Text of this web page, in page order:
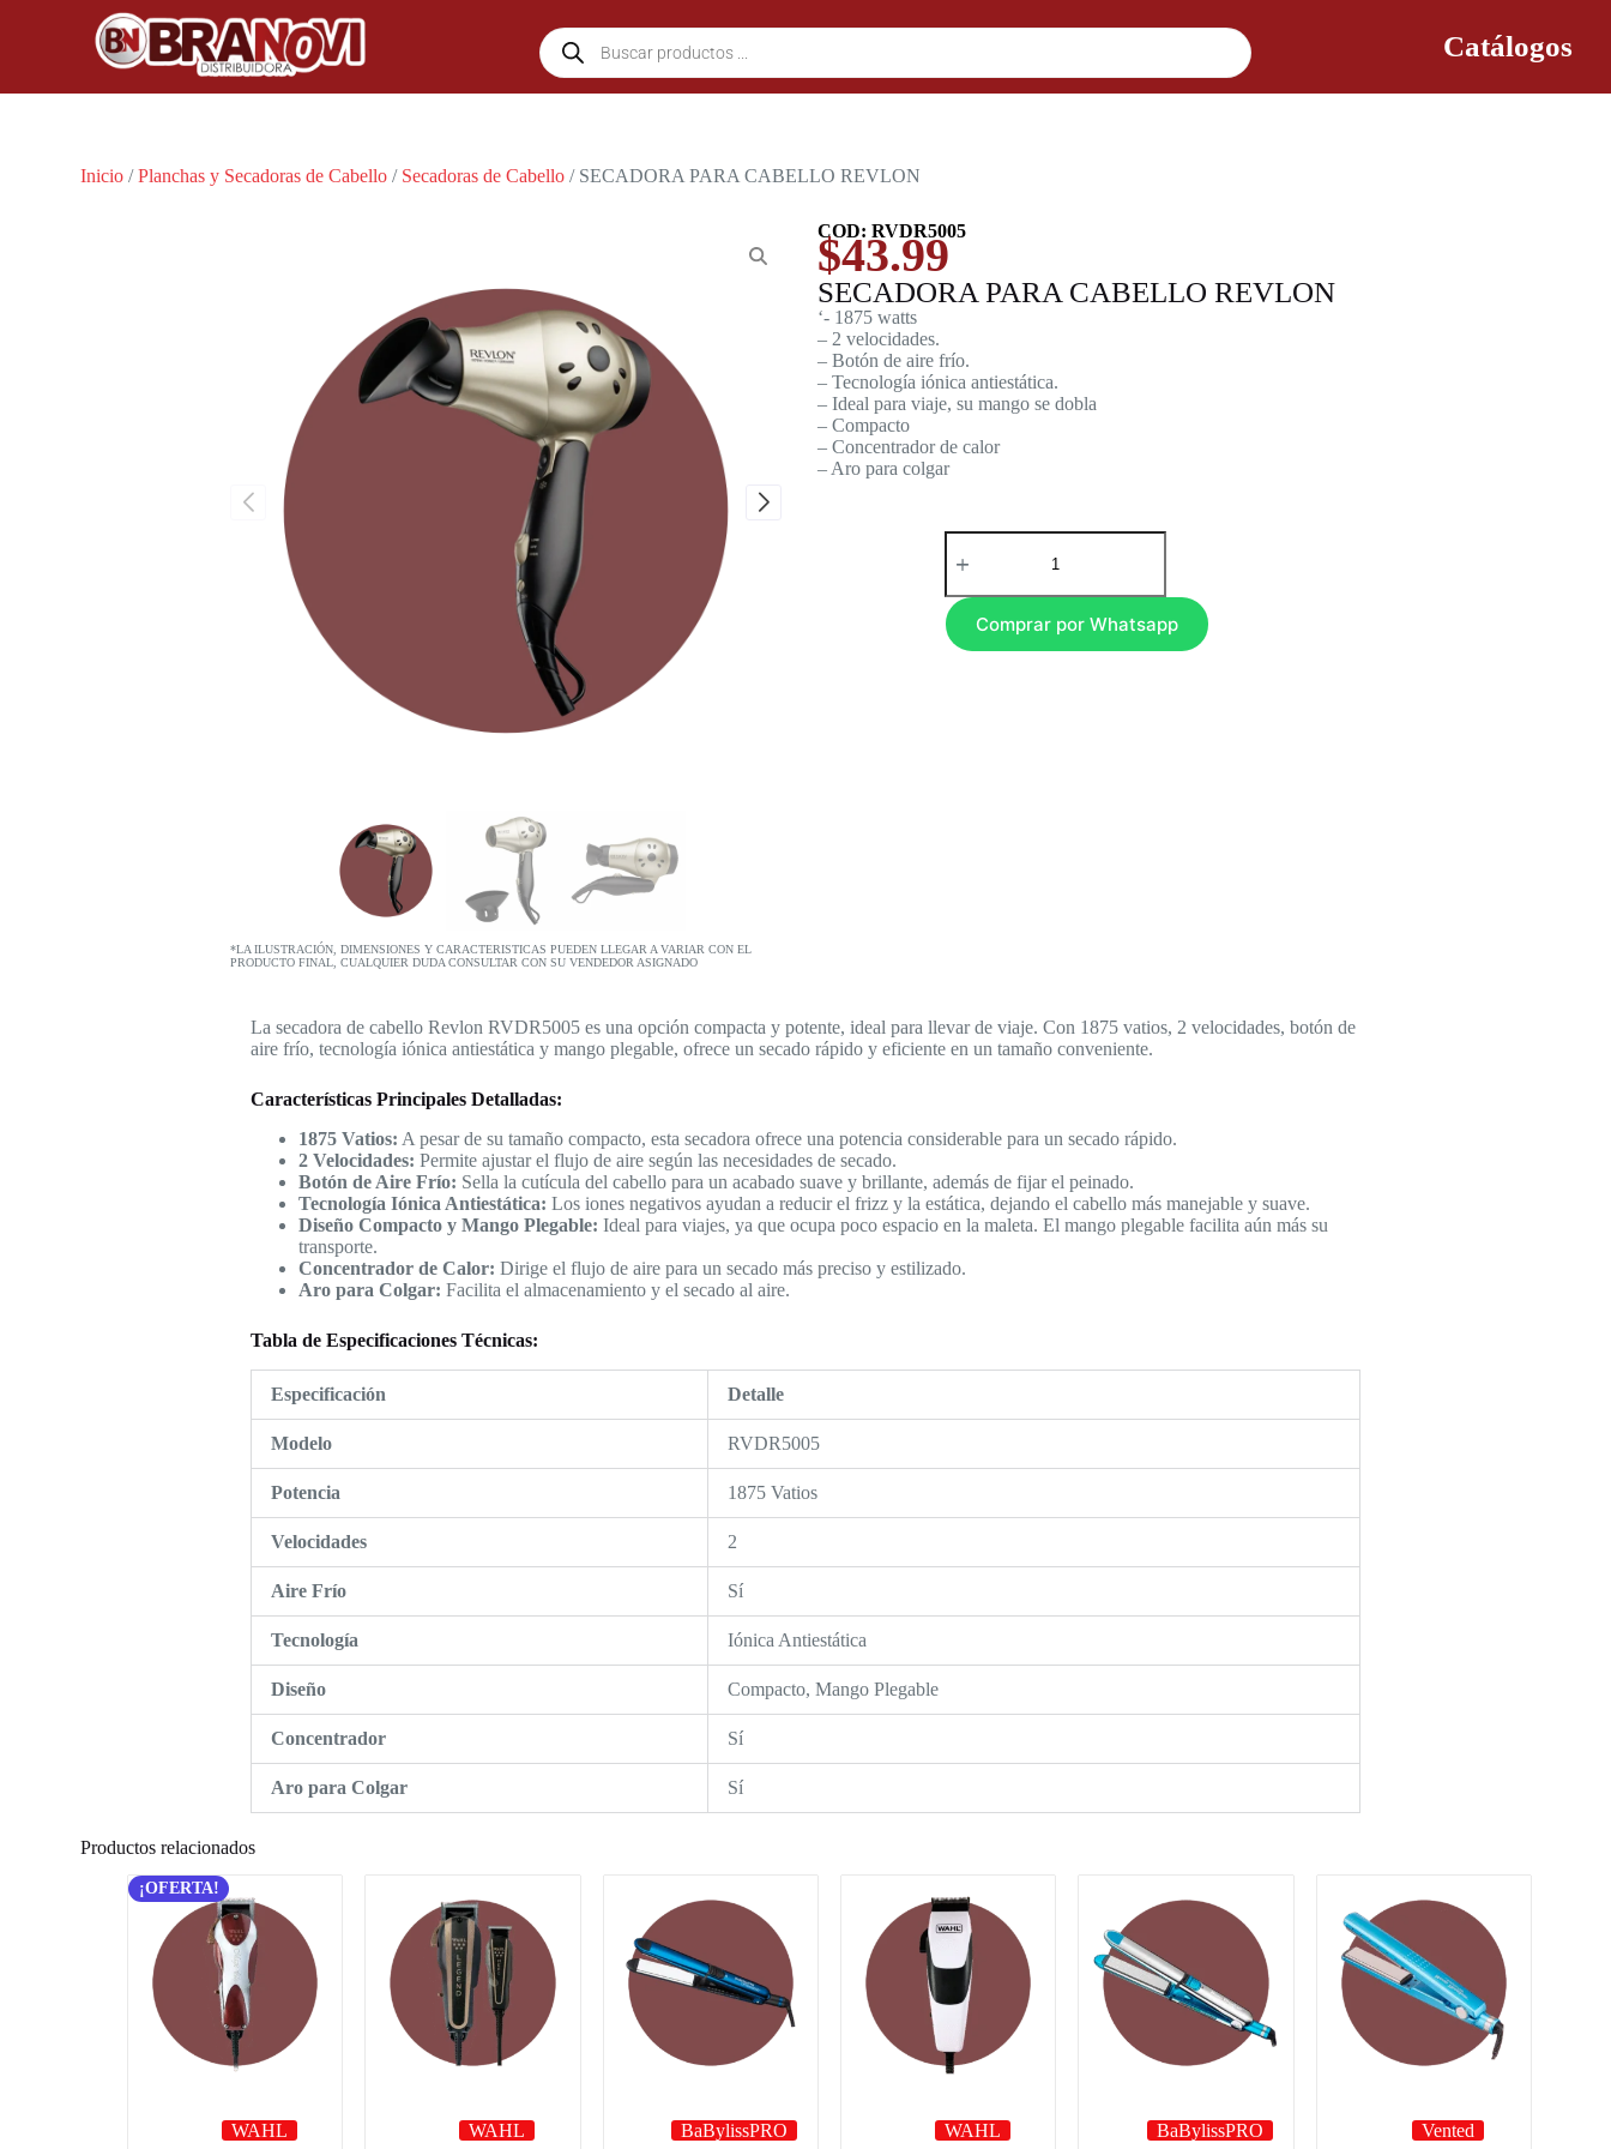
Catálogos
Inicio /Planchas y Secadoras de Cabello / Secadoras de Cabello / SECADORA PARA CABELLO REVLON
*LA ILUSTRACIÓN, DIMENSIONES Y CARACTERISTICAS PUEDEN LLEGAR A VARIAR CON EL
PRODUCTO FINAL, CUALQUIER DUDA CONSULTAR CON SU VENDEDOR ASIGNADO
COD: RVDR5005
$43.99
SECADORA PARA CABELLO REVLON
‘- 1875 watts
– 2 velocidades.
– Botón de aire frío.
– Tecnología iónica antiestática.
– Ideal para viaje, su mango se dobla
– Compacto
– Concentrador de calor
– Aro para colgar
Comprar por Whatsapp
La secadora de cabello Revlon RVDR5005 es una opción compacta y potente, ideal para llevar de viaje. Con 1875 vatios, 2 velocidades, botón de
aire frío, tecnología iónica antiestática y mango plegable, ofrece un secado rápido y eficiente en un tamaño conveniente.
Características Principales Detalladas:
1875 Vatios: A pesar de su tamaño compacto, esta secadora ofrece una potencia considerable para un secado rápido.
2 Velocidades: Permite ajustar el flujo de aire según las necesidades de secado.
Botón de Aire Frío: Sella la cutícula del cabello para un acabado suave y brillante, además de fijar el peinado.
Tecnología Iónica Antiestática: Los iones negativos ayudan a reducir el frizz y la estática, dejando el cabello más manejable y suave.
Diseño Compacto y Mango Plegable: Ideal para viajes, ya que ocupa poco espacio en la maleta. El mango plegable facilita aún más su
transporte.
Concentrador de Calor: Dirige el flujo de aire para un secado más preciso y estilizado.
Aro para Colgar: Facilita el almacenamiento y el secado al aire.
Tabla de Especificaciones Técnicas:
Especificación Detalle
Modelo RVDR5005
Potencia 1875 Vatios
Velocidades 2
Aire Frío Sí
Tecnología Iónica Antiestática
Diseño Compacto, Mango Plegable
Concentrador Sí
Aro para Colgar Sí
Productos relacionados
¡OFERTA!
WAHL WAHL BaBylissPRO WAHL BaBylissPRO Vented